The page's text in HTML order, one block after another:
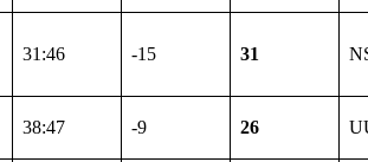
31:46 -15 31
38:47 -9 26